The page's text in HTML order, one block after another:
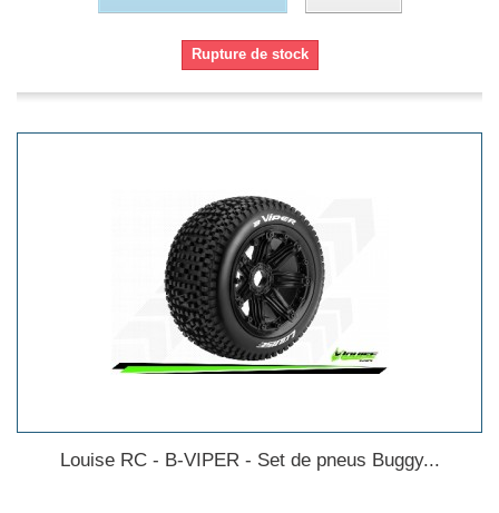
Rupture de stock
Louise RC - B-VIPER - Set de pneus Buggy...